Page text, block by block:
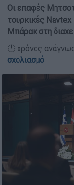
Οι επαφές
τουρκικές Navtex
Μπάρακ στη
🕛 χρόνος
σχολιασμό